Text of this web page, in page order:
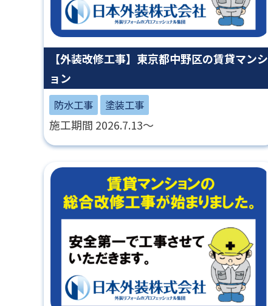
【外装改修工事】東京都中野区の賃貸マンシ
ョン
防水工事 塗装工事
施工期間 2026.7.13～